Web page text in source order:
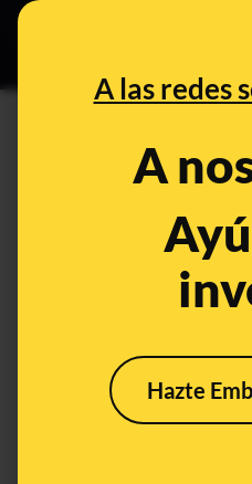
A las redes
A
Hazte
¿Israel ha
abastece
What's being said:
«Israel ha